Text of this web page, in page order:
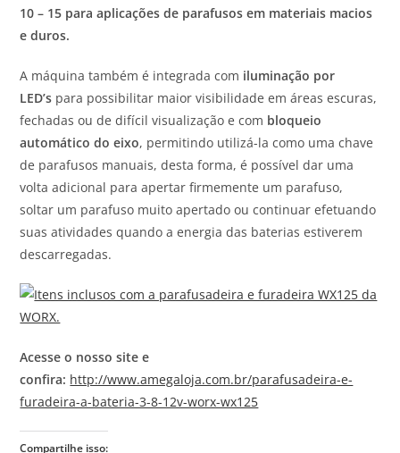
10 – 15 para aplicações de parafusos em materiais macios
e duros.
A máquina também é integrada com iluminação por
LED’s para possibilitar maior visibilidade em áreas escuras,
fechadas ou de difícil visualização e com bloqueio
automático do eixo, permitindo utilizá-la como uma chave
de parafusos manuais, desta forma, é possível dar uma
volta adicional para apertar firmemente um parafuso,
soltar um parafuso muito apertado ou continuar efetuando
suas atividades quando a energia das baterias estiverem
descarregadas.
Acesse o nosso site e
confira: http://www.amegaloja.com.br/parafusadeira-e-
furadeira-a-bateria-3-8-12v-worx-wx125
Compartilhe isso: